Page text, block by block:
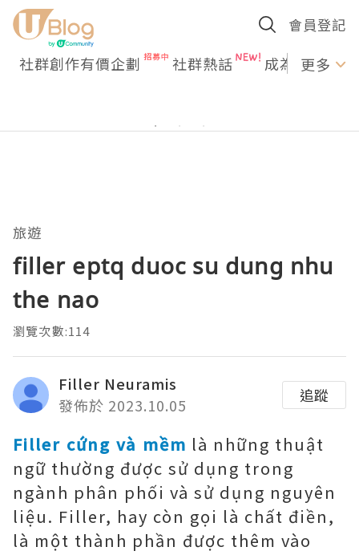
會員登記
社群創作有價企劃 社群熱話 成為U更多
旅遊
filler eptq duoc su dung nhu
the nao
瀏覽次數:114
Filler Neuramis
發佈於 2023.10.05
追蹤
Filler cứng và mềm là những thuật
ngữ thường được sử dụng trong
ngành phân phối và sử dụng nguyên
liệu. Filler, hay còn gọi là chất điền,
là một thành phần được thêm vào